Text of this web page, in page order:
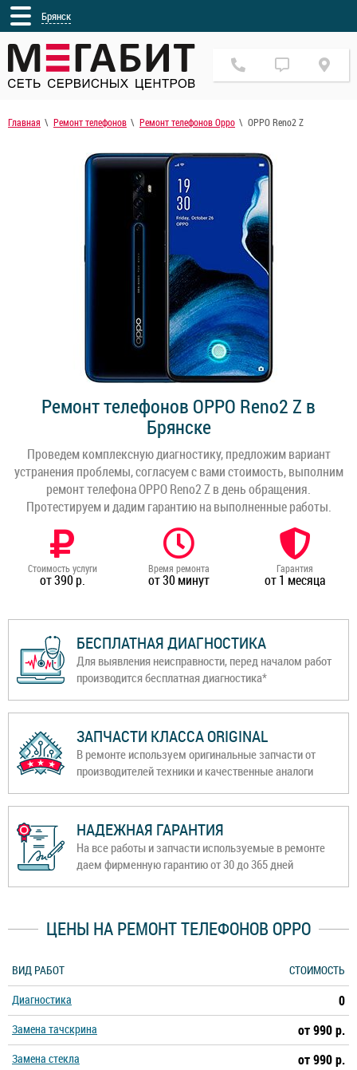
Брянск
Главная Ремонт телефонов Ремонт телефонов Oppo OPPO Reno2 Z
Ремонт телефонов OPPO Reno2 Z в
Брянске
Проведем комплексную диагностику, предложим вариант
устранения проблемы, согласуем с вами стоимость, выполним
ремонт телефона OPPO Reno2 Z в день обращения.
Протестируем и дадим гарантию на выполненные работы.
Стоимость услуги
от 390 р.
Время ремонта
от 30 минут
Гарантия
от 1 месяца
БЕСПЛАТНАЯ ДИАГНОСТИКА
Для выявления неисправности, перед началом работ
производится бесплатная диагностика*
ЗАПЧАСТИ КЛАССА ORIGINAL
В ремонте используем оригинальные запчасти от
производителей техники и качественные аналоги
НАДЕЖНАЯ ГАРАНТИЯ
На все работы и запчасти используемые в ремонте
даем фирменную гарантию от 30 до 365 дней
ЦЕНЫ НА РЕМОНТ ТЕЛЕФОНОВ OPPO
ВИД РАБОТ
СТОИМОСТЬ
Диагностика
0
Замена тачскрина от 990 р.
Замена стекла от 990 р.